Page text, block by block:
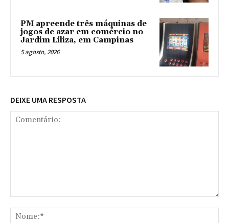
PM apreende três máquinas de
jogos de azar em comércio no
Jardim Liliza, em Campinas
5 agosto, 2026
DEIXE UMA RESPOSTA